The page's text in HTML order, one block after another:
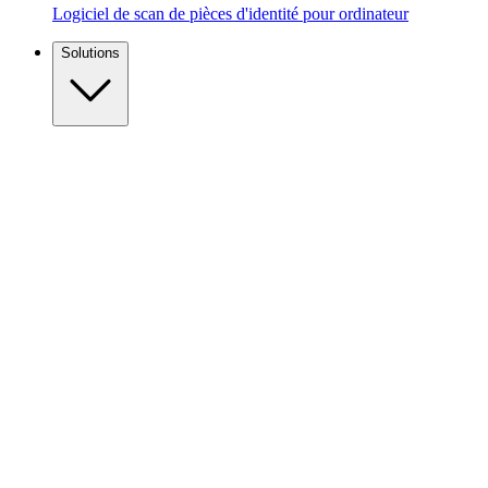
Logiciel de scan de pièces d'identité pour ordinateur
Solutions